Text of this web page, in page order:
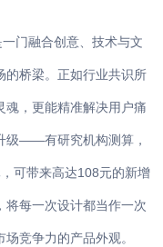
门融合创意、技术与文
的桥梁。正如行业共识所
魂，更能精准解决用户痛
级——有研究机构测算，
可带来高达108元的新增
将每一次设计都当作一次
竞争力的产品外观。